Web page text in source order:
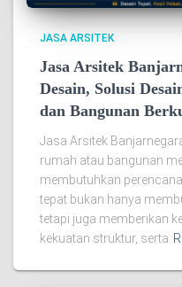
JASA ARSITEK
Jasa Arsitek
Desain, Solusi
dan Bangunan
Jasa Arsitek
rumah atau bangunan
membutuhkan
tepat bukan hanya
tetapi juga memberikan
kekuatan struktur, serta